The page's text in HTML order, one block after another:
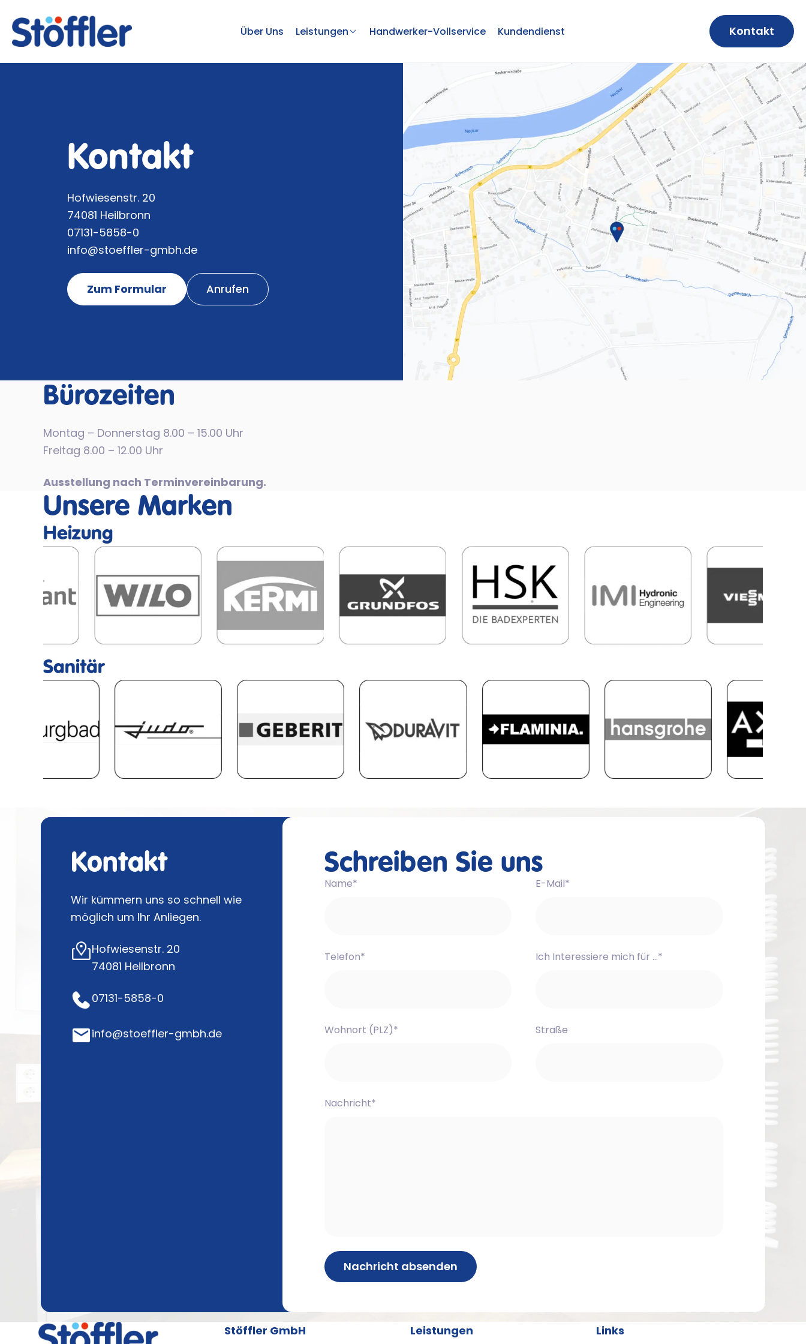
Über Uns Leistungen Handwerker-Vollservice Kundendienst Kontakt
Kontakt
Hofwiesenstr. 20
74081 Heilbronn
07131-5858-0
info@stoeffler-gmbh.de
Zum Formular Anrufen
Bürozeiten
Montag – Donnerstag 8.00 – 15.00 Uhr
Freitag 8.00 – 12.00 Uhr
Ausstellung nach Terminvereinbarung.
Unsere Marken
Heizung
Sanitär
Kontakt
Wir kümmern uns so schnell wie
möglich um Ihr Anliegen.
Hofwiesenstr. 20
74081 Heilbronn
07131-5858-0
info@stoeffler-gmbh.de
Schreiben Sie uns
Name* E-Mail*
Telefon* Ich Interessiere mich für ...*
Wohnort (PLZ)* Straße
Nachricht*
Nachricht absenden
Stöffler GmbH Leistungen Links